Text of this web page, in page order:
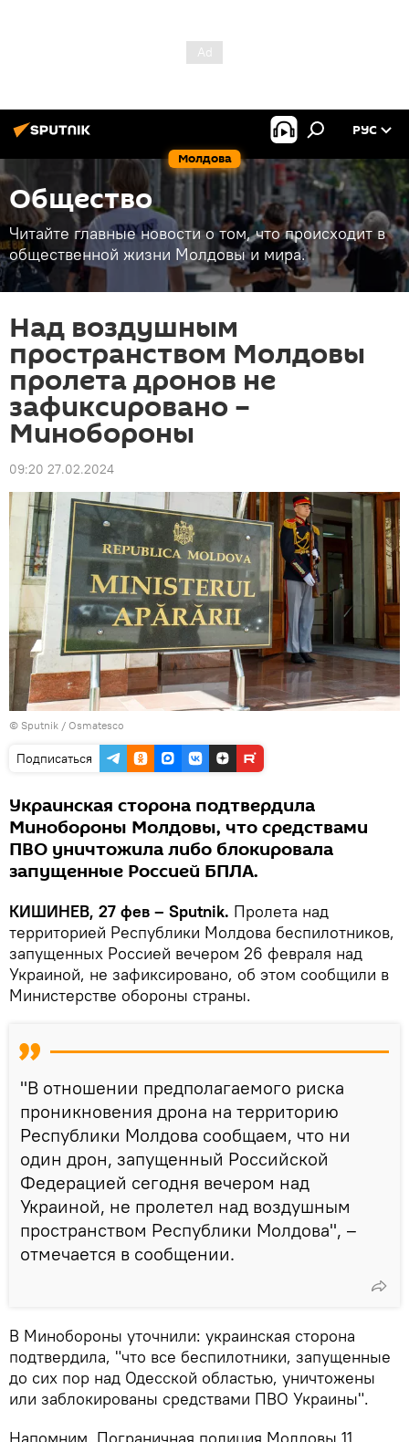
Молдова
РУС
Общество
Читайте главные новости о том, что происходит в
общественной жизни Молдовы и мира.
Над воздушным
пространством Молдовы
пролета дронов не
зафиксировано –
Минобороны
09:20 27.02.2024
© Sputnik / Osmatesco
Подписаться
Украинская сторона подтвердила
Минобороны Молдовы, что средствами
ПВО уничтожила либо блокировала
запущенные Россией БПЛА.
КИШИНЕВ, 27 фев – Sputnik. Пролета над
территорией Республики Молдова беспилотников,
запущенных Россией вечером 26 февраля над
Украиной, не зафиксировано, об этом сообщили в
Министерстве обороны страны.
"В отношении предполагаемого риска
проникновения дрона на территорию
Республики Молдова сообщаем, что ни
один дрон, запущенный Российской
Федерацией сегодня вечером над
Украиной, не пролетел над воздушным
пространством Республики Молдова", –
отмечается в сообщении.
В Минобороны уточнили: украинская сторона
подтвердила, "что все беспилотники, запущенные
до сих пор над Одесской областью, уничтожены
или заблокированы средствами ПВО Украины".